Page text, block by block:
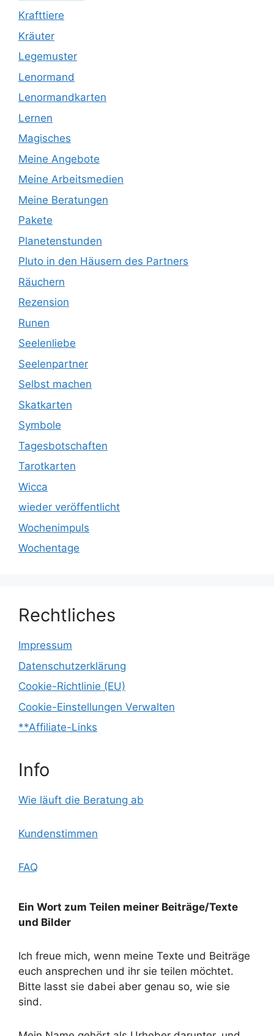
Krafttiere
Kräuter
Legemuster
Lenormand
Lenormandkarten
Lernen
Magisches
Meine Angebote
Meine Arbeitsmedien
Meine Beratungen
Pakete
Planetenstunden
Pluto in den Häusern des Partners
Räuchern
Rezension
Runen
Seelenliebe
Seelenpartner
Selbst machen
Skatkarten
Symbole
Tagesbotschaften
Tarotkarten
Wicca
wieder veröffentlicht
Wochenimpuls
Wochentage
Rechtliches
Impressum
Datenschutzerklärung
Cookie-Richtlinie (EU)
Cookie-Einstellungen Verwalten
**Affiliate-Links
Info
Wie läuft die Beratung ab
Kundenstimmen
FAQ
Ein Wort zum Teilen meiner Beiträge/Texte
und Bilder
Ich freue mich, wenn meine Texte und Beiträge
euch ansprechen und ihr sie teilen möchtet.
Bitte lasst sie dabei aber genau so, wie sie
sind.